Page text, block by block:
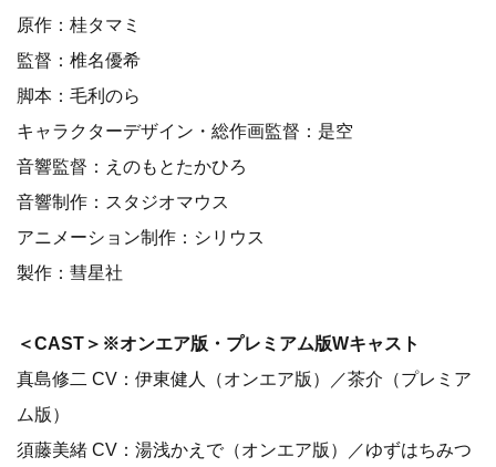
原作：桂タマミ
監督：椎名優希
脚本：毛利のら
キャラクターデザイン・総作画監督：是空
音響監督：えのもとたかひろ
音響制作：スタジオマウス
アニメーション制作：シリウス
製作：彗星社
＜CAST＞※オンエア版・プレミアム版Wキャスト
真島修二 CV：伊東健人（オンエア版）／茶介（プレミア
ム版）
須藤美緒 CV：湯浅かえで（オンエア版）／ゆずはちみつ